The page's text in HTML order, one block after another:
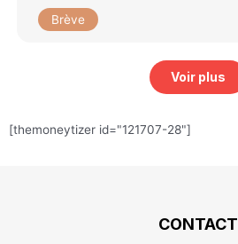
Brève
Voir plus
[themoneytizer id="121707-28"]
CONTACT